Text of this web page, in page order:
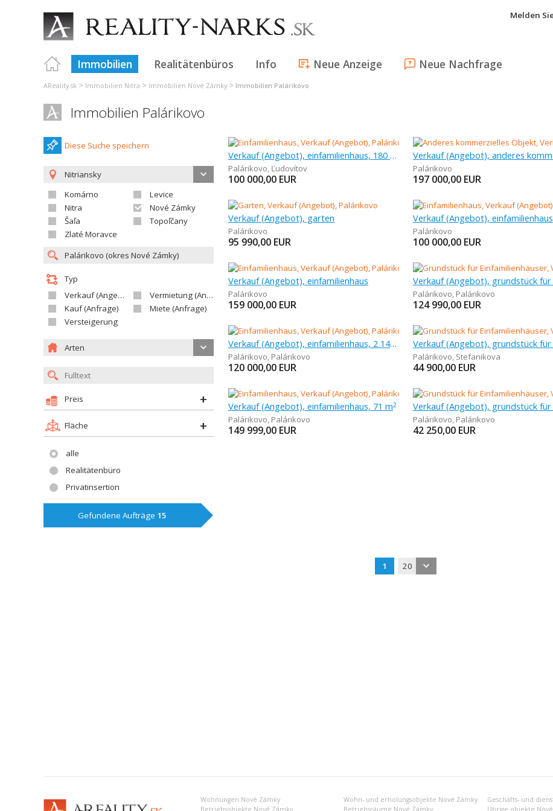
Melden
Immobilien Realitätenbüros Info Neue Anzeige Neue Nachfrage
AReality.sk > Immobilien Nitra > Immobilien Nové Zámky > Immobilien Palárikovo
Immobilien Palárikovo
Diese Suche speichern
Nitriansky
Komárno
Levice
Nitra
Nové Zámky
Šaľa
Topoľčany
Zlaté Moravce
Typ
Verkauf (Angebot)
Vermietung (Angebot)
Kauf (Anfrage)
Miete (Anfrage)
Versteigerung
Arten
Preis
Fläche
alle
Realitätenbüro
Privatinsertion
Gefundene Aufträge 15
Verkauf (Angebot), einfamilienhaus, 180 m
Palárikovo, Ľudovítov
100 000,00 EUR
Palárikovo
197 000,00 EUR
Verkauf (Angebot), garten
Palárikovo
95 990,00 EUR
Verkauf (Angebot), einfamilienhaus
Palárikovo
100 000,00 EUR
Verkauf (Angebot), einfamilienhaus
Palárikovo
159 000,00 EUR
Palárikovo, Palárikovo
124 990,00 EUR
Verkauf (Angebot), einfamilienhaus, 2 146 m
Palárikovo, Palárikovo
120 000,00 EUR
Palárikovo, Stefanikova
44 900,00 EUR
Verkauf (Angebot), einfamilienhaus, 71 m2
Palárikovo, Palárikovo
149 999,00 EUR
Palárikovo, Palárikovo
42 250,00 EUR
1 20
Wohnungen Nové Zámky Wohn- und erholungsobjekte Nové Zámky
Betriebsobjekte Nové Zámky
Betriebsräume Nové Zámky Übrige objekte